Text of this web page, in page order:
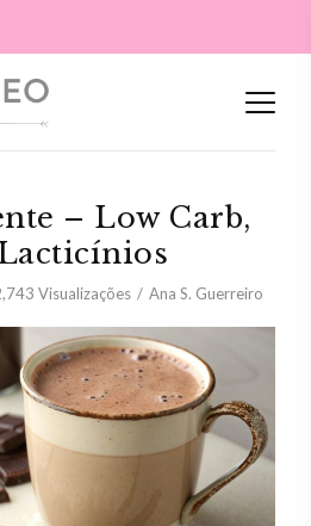
– Low Carb,
Visualizações Ana S. Guerreiro